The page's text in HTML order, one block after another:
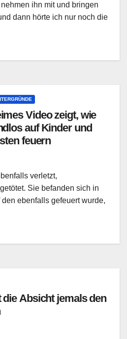
ihn mit und bringen
dann hörte ich nur noch die
Video zeigt, wie
auf Kinder und
feuern
verletzt,
Sie befanden sich in
ebenfalls gefeuert wurde,
Absicht jemals den